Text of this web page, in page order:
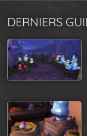
DERNIERS